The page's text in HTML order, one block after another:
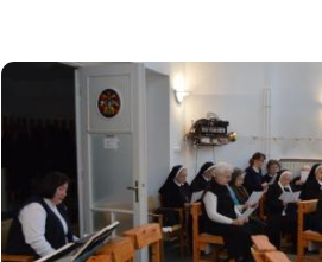
Image